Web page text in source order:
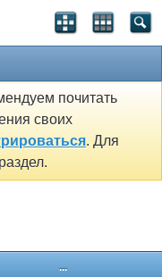
почитать
своих
. Для
...